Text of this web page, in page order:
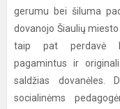
gerumu bei šiluma
dovanojo Šiaulių
taip pat perdavė
pagamintus ir
saldžias dovanėles.
socialinėms